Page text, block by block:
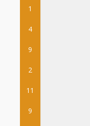
1
4
9
2
11
9